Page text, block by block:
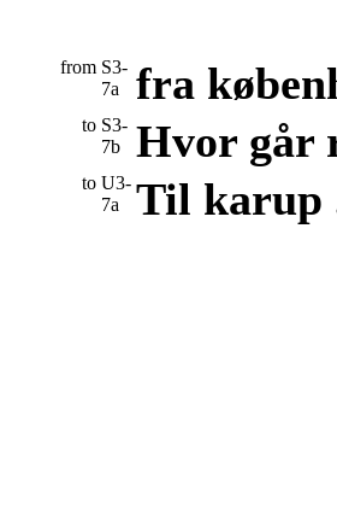
from S3-
7a
fra
to S3-
7b
Hvor går
to U3-
7a
Til karup